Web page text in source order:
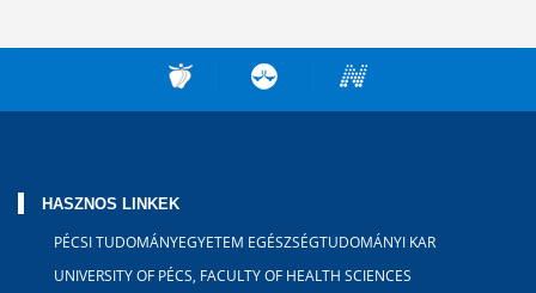
HASZNOS LINKEK
PÉCSI TUDOMÁNYEGYETEM EGÉSZSÉGTUDOMÁNYI KAR
UNIVERSITY OF PÉCS, FACULTY OF HEALTH SCIENCES